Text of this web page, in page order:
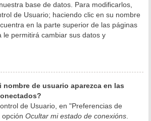
base de datos. Para modificarlos,
de Usuario; haciendo clic en su nombre
en la parte superior de las páginas
le permitirá cambiar sus datos y
nombre de usuario aparezca en las
de Usuario, en "Preferencias de
Ocultar mi estado de conexións